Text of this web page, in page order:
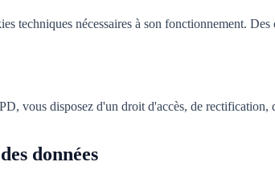
techniques nécessaires à son fonctionnement.
vous disposez d'un droit d'accès, de rectification,
données